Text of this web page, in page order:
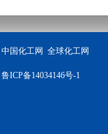
中国化工网 全球化工网
鲁ICP备14034146号-1